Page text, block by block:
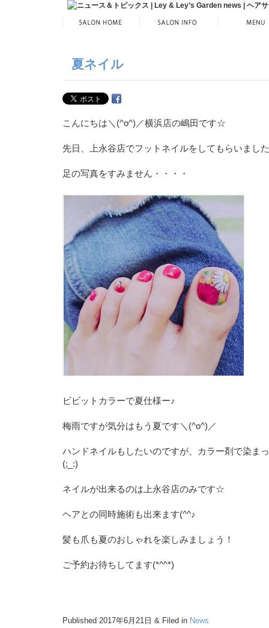
夏ネイル
こんにちは＼(^o^)／横浜店の嶋田です☆
先日、上永谷店でフットネイルをしてもらいまし
足の写真をすみません・・・・
ビビットカラーで夏仕様ー♪
梅雨ですが気分はもう夏です＼(^o^)／
ハンドネイルもしたいのですが、カラー剤で染ま
(;_:)
ネイルが出来るのは上永谷店のみです☆
ヘアとの同時施術も出来ます(^^♪
髪も爪も夏のおしゃれを楽しみましょう！
ご予約お待ちしてます(*^^*)
Published 2017年6月21日 & Filed in News